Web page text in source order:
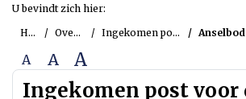
U bevindt zich hier:
Home
Overzichten Ingekomen post voor de raad Anselbode
A A A
Ingekomen post voor